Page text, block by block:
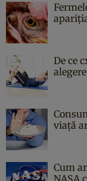
De ce
viață
Cum
NASA